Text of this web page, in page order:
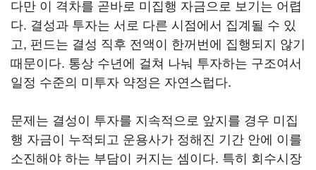
다만 이 격차를 곧바로 미집행 자금으로 보기는 어렵
다. 결성과 투자는 서로 다른 시점에서 집계될 수 있
고, 펀드는 결성 직후 전액이 한꺼번에 집행되지 않기
때문이다. 통상 수년에 걸쳐 나눠 투자하는 구조여서
일정 수준의 미투자 약정은 자연스럽다.
문제는 결성이 투자를 지속적으로 앞지를 경우 미집
행 자금이 누적되고 운용사가 정해진 기간 안에 이를
소진해야 하는 부담이 커지는 셈이다. 특히 회수시장